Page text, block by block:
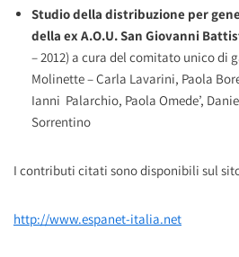
Studio della distribuzione per
della ex A.O.U. San Giovanni
– 2012) a cura del comitato unico di
Molinette – Carla Lavarini, Paola
Ianni Palarchio, Paola Omede’,
Sorrentino
I contributi citati sono disponibili sul
http://www.espanet-italia.net